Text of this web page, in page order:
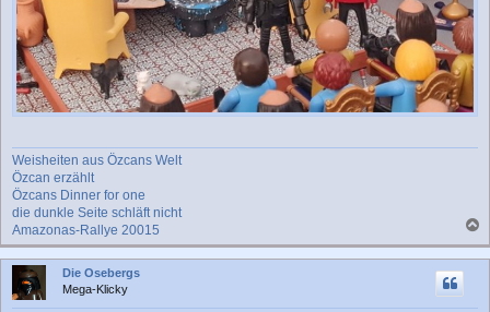
Weisheiten aus Özcans Welt
Özcan erzählt
Özcans Dinner for one
die dunkle Seite schläft nicht
Amazonas-Rallye 20015
a
c
Die Osebergs
Mega-Klicky